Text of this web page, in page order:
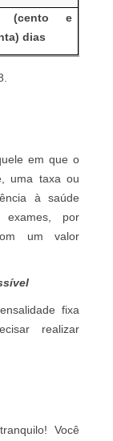
(cento e
dias
em que o
uma taxa ou
à saúde
exames, por
um valor
fixa
realizar
Você